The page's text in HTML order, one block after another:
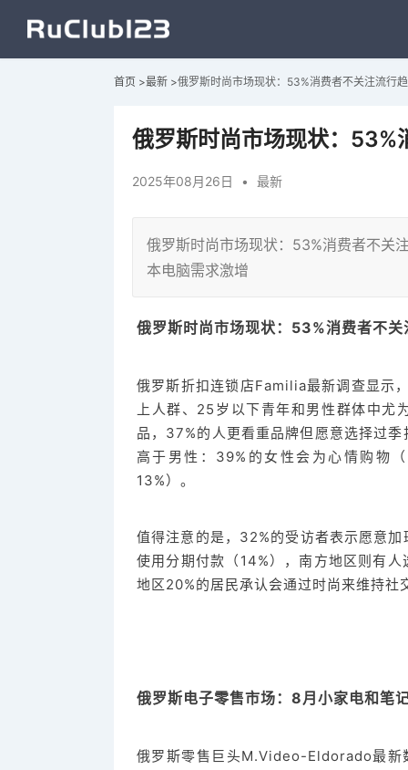
首页 >最新 >俄罗斯时尚市场现状：53%消费者不关注流行
俄罗斯时尚市场现状：53%
2025年08月26日 • 最新
俄罗斯时尚市场现状：53%消费者不关
本电脑需求激增
俄罗斯时尚市场现状：53%消费者不关
俄罗斯折扣连锁店Familia最新调查显示
上人群、25岁以下青年和男性群体中尤
品，37%的人更看重品牌但愿意选择过
高于男性：39%的女性会为心情购物
13%）。
值得注意的是，32%的受访者表示愿意
使用分期付款（14%），南方地区则有
地区20%的居民承认会通过时尚来维持社
俄罗斯电子零售市场：8月小家电和笔
俄罗斯零售巨头M.Video-Eldorado最新